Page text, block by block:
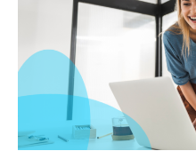
ciberseguridad:
adopción,
barreras
y
qué
las